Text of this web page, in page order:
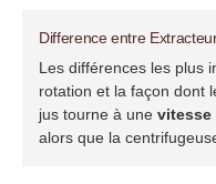
Difference entre
Les différences les plus
rotation et la façon dont
jus tourne à une vitesse
alors que la